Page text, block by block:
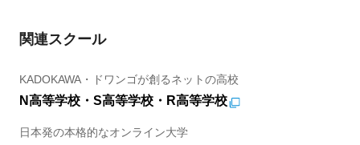
関連スクール
KADOKAWA・ドワンゴが創るネットの高校
N高等学校・S高等学校・R高等学校
日本発の本格的なオンライン大学